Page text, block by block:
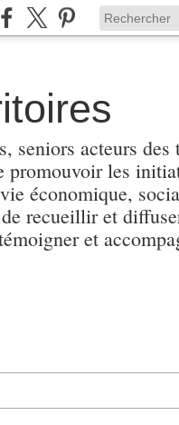
seniors acteurs des
promouvoir les
économique,
recueillir et
et